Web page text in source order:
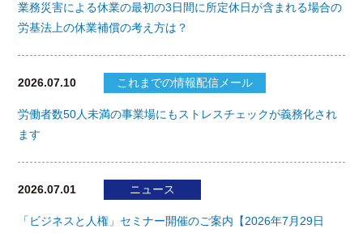
業務災害による休業の最初の3日間に所定休日が含まれる場合の
労基法上の休業補償の考え方は？
2026.07.10 これまでの情報配信メール
労働者数50人未満の事業場にもストレスチェックが義務化され
ます
2026.07.01 ニュース
「ビジネスと人権」セミナー開催のご案内【2026年7月29日